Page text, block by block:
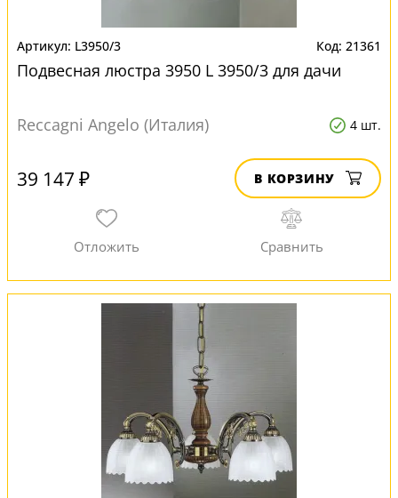
L3950/3 21361
Подвесная люстра 3950 L 3950/3 для дачи
Reccagni Angelo (Италия) 4 шт.
39 147 ₽ В КОРЗИНУ